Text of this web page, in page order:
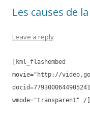
Les causes de
Leave a reply
[kml_flashembed
movie="http://
wmode="transparent" /]